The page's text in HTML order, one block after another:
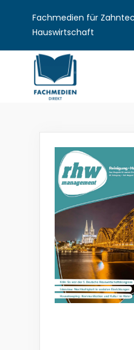
Fachmedien für
Hauswirtschaft